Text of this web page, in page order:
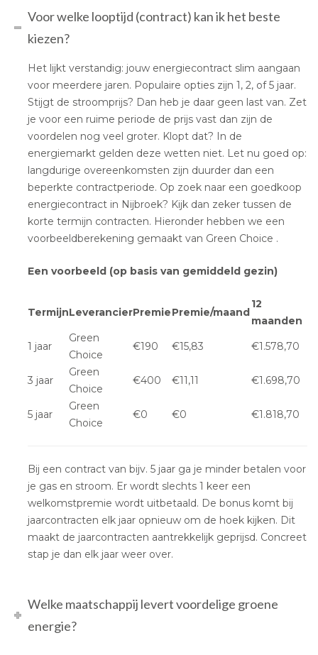
Voor welke looptijd (contract) kan ik het beste
kiezen?
Het lijkt verstandig: jouw energiecontract slim aangaan
voor meerdere jaren. Populaire opties zijn 1, 2, of 5 jaar.
Stijgt de stroomprijs? Dan heb je daar geen last van. Zet
je voor een ruime periode de prijs vast dan zijn de
voordelen nog veel groter. Klopt dat? In de
energiemarkt gelden deze wetten niet. Let nu goed op:
langdurige overeenkomsten zijn duurder dan een
beperkte contractperiode. Op zoek naar een goedkoop
energiecontract in Nijbroek? Kijk dan zeker tussen de
korte termijn contracten. Hieronder hebben we een
voorbeeldberekening gemaakt van Green Choice .
Een voorbeeld (op basis van gemiddeld gezin)
TermijnLeverancierPremiePremie/maand
12
maanden
1 jaar
Green
Choice
€190 €15,83 €1.578,70
3 jaar
Green
Choice
€400 €11,11 €1.698,70
5 jaar
Green
Choice
€0 €0 €1.818,70
Bij een contract van bijv. 5 jaar ga je minder betalen voor
je gas en stroom. Er wordt slechts 1 keer een
welkomstpremie wordt uitbetaald. De bonus komt bij
jaarcontracten elk jaar opnieuw om de hoek kijken. Dit
maakt de jaarcontracten aantrekkelijk geprijsd. Concreet
stap je dan elk jaar weer over.
Welke maatschappij levert voordelige groene
energie?